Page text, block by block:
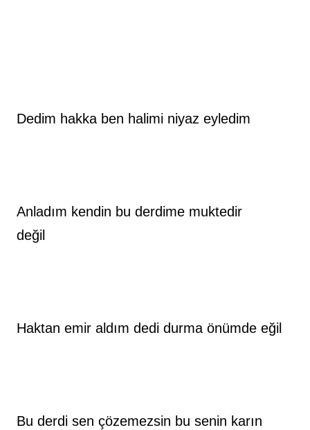
Dedim hakka ben halimi niyaz eyledim
Anladım kendin bu derdime muktedir
değil
Haktan emir aldım dedi durma önümde eğil
Bu derdi sen çözemezsin bu senin karın